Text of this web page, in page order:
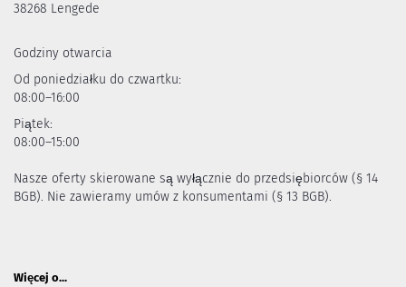
38268 Lengede
Godziny otwarcia
Od poniedziałku do czwartku:
08:00–16:00
Piątek:
08:00–15:00
Nasze oferty skierowane są wyłącznie do przedsiębiorców (§ 14
BGB). Nie zawieramy umów z konsumentami (§ 13 BGB).
Więcej o...